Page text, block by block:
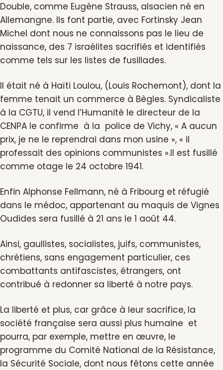
Double, comme Eugène Strauss, alsacien né en
Allemangne. Ils font partie, avec Fortinsky Jean
Michel dont nous ne connaissons pas le lieu de
naissance, des 7 israélites sacrifiés et identifiés
comme tels sur les listes de fusillades.
Il était né à Haïti Loulou, (Louis Rochemont), dont la
femme tenait un commerce à Bègles. Syndicaliste
à la CGTU, il vend l’Humanité le directeur de la
CENPA le confirme à la police de Vichy, « A aucun
prix, je ne le reprendrai dans mon usine », « il
professait des opinions communistes ».Il est fusillé
comme otage le 24 octobre 1941.
Enfin Alphonse Fellmann, né à Fribourg et réfugié
dans le médoc, appartenant au maquis de Vignes
Oudides sera fusillé à 21 ans le 1 août 44.
Ainsi, gaullistes, socialistes, juifs, communistes,
chrétiens, sans engagement particulier, ces
combattants antifascistes, étrangers, ont
contribué à redonner sa liberté à notre pays.
La liberté et plus, car grâce à leur sacrifice, la
société française sera aussi plus humaine et
pourra, par exemple, mettre en œuvre, le
programme du Comité National de la Résistance,
la Sécurité Sociale, dont nous fêtons cette année